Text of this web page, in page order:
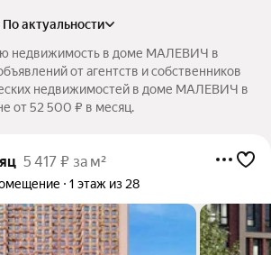
по актуальности
недвижимость в доме МАЛЕВИЧ в
от агентств и собственников
недвижимостей в доме МАЛЕВИЧ в
от 52 500 ₽ в месяц.
5 417 ₽ за м²
1 этаж из 28